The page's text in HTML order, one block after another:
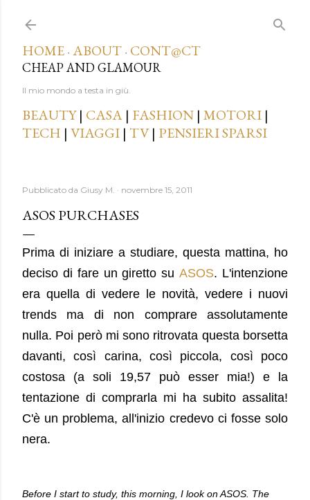
HOME · ABOUT · CONT@CT
CHEAP AND GLAMOUR
Il mio mondo a testa in giù.
BEAUTY| CASA | FASHION | MOTORI |
TECH | VIAGGI | TV| PENSIERI SPARSI
Pubblicato da Giusy M. novembre 15, 2011
ASOS PURCHASES
Prima di iniziare a studiare, questa mattina, ho
deciso di fare un giretto suASOS. L'intenzione
era quella di vedere le novità, vedere i nuovi
trends ma di non comprare assolutamente
nulla. Poi però mi sono ritrovata questa borsetta
davanti, così carina, così piccola, così poco
costosa (a soli 19,57 può esser mia!) e la
tentazione di comprarla mi ha subito assalita!
C'è un problema, all'inizio credevo ci fosse solo
nera.
Before I start to study, this morning, I look on ASOS. The